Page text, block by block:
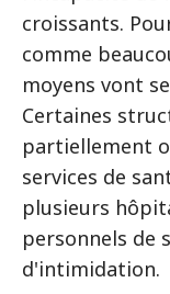
croissants.
comme
moyens vont
Certaines
partiellement
services de
plusieurs
personnels de
d'intimidation.